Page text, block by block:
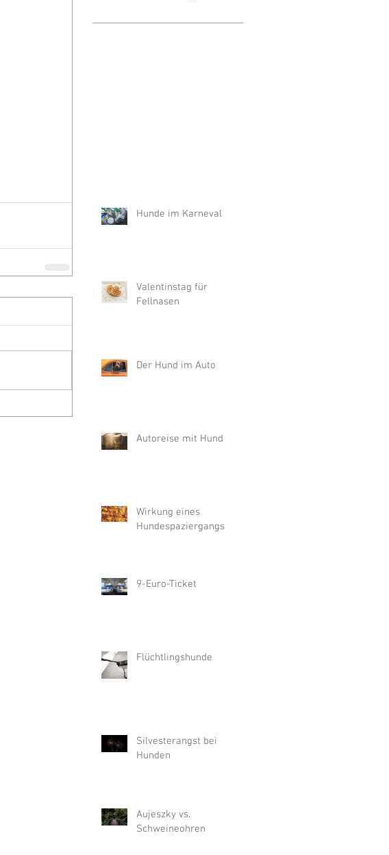
Hunde im Karneval
Valentinstag für
Fellnasen
Der Hund im Auto
Autoreise mit Hund
Wirkung eines
Hundespaziergangs
9-Euro-Ticket
Flüchtlingshunde
Silvesterangst bei
Hunden
Aujeszky vs.
Schweineohren